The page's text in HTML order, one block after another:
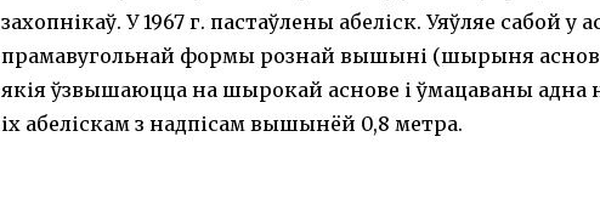
захопнікаў. У 1967 г. пастаўлены абеліск. Уяўляе сабой у
прамавугольнай формы рознай вышыні (шырыня асновы
якія ўзвышаюцца на шырокай аснове і ўмацаваны адна
іх абеліскам з надпісам вышынёй 0,8 метра.